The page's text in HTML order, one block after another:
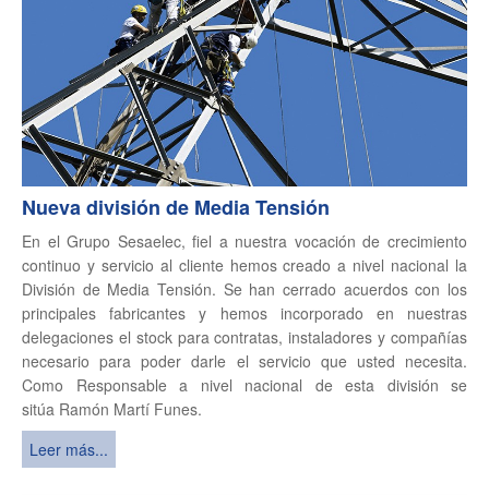
Nueva división de Media Tensión
En el Grupo Sesaelec, fiel a nuestra vocación de crecimiento
continuo y servicio al cliente hemos creado a nivel nacional la
División de Media Tensión. Se han cerrado acuerdos con los
principales fabricantes y hemos incorporado en nuestras
delegaciones el stock para contratas, instaladores y compañías
necesario para poder darle el servicio que usted necesita.
Como Responsable a nivel nacional de esta división se
sitúa Ramón Martí Funes.
Leer más...